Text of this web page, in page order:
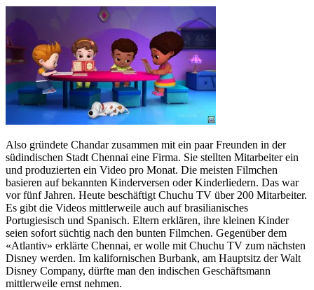
Also gründete Chandar zusammen mit ein paar Freunden in der
südindischen Stadt Chennai eine Firma. Sie stellten Mitarbeiter ein
und produzierten ein Video pro Monat. Die meisten Filmchen
basieren auf bekannten Kinderversen oder Kinderliedern. Das war
vor fünf Jahren. Heute beschäftigt Chuchu TV über 200 Mitarbeiter.
Es gibt die Videos mittlerweile auch auf brasilianisches
Portugiesisch und Spanisch. Eltern erklären, ihre kleinen Kinder
seien sofort süchtig nach den bunten Filmchen. Gegenüber dem
«Atlantiv» erklärte Chennai, er wolle mit Chuchu TV zum nächsten
Disney werden. Im kalifornischen Burbank, am Hauptsitz der Walt
Disney Company, dürfte man den indischen Geschäftsmann
mittlerweile ernst nehmen.